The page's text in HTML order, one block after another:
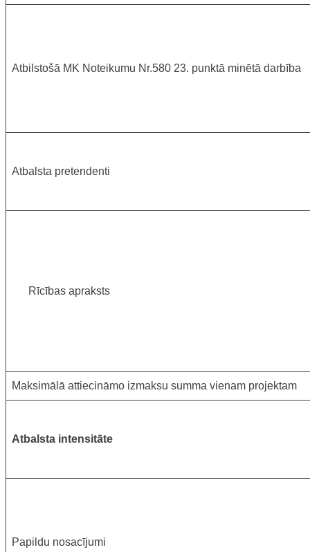
Atbilstošā MK Noteikumu Nr.580 23. punktā minētā darbība
Atbalsta pretendenti
Rīcības apraksts
Maksimālā attiecināmo izmaksu summa vienam projektam
Atbalsta intensitāte
Papildu nosacījumi